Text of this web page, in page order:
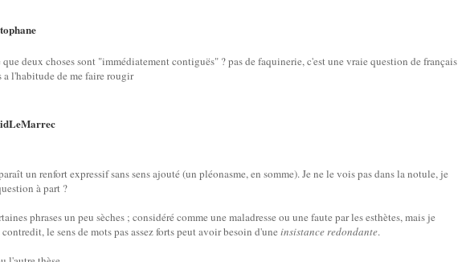
deux choses sont "immédiatement contiguës" ? pas de faquinerie, c'est une vraie question de français
a l'habitude de me faire rougir
un renfort expressif sans sens ajouté (un pléonasme, en somme). Je ne le vois pas dans la notule, je
à part ?
phrases un peu sèches ; considéré comme une maladresse ou une faute par les esthètes, mais je
le sens de mots pas assez forts peut avoir besoin d'uneinsistance redondante.